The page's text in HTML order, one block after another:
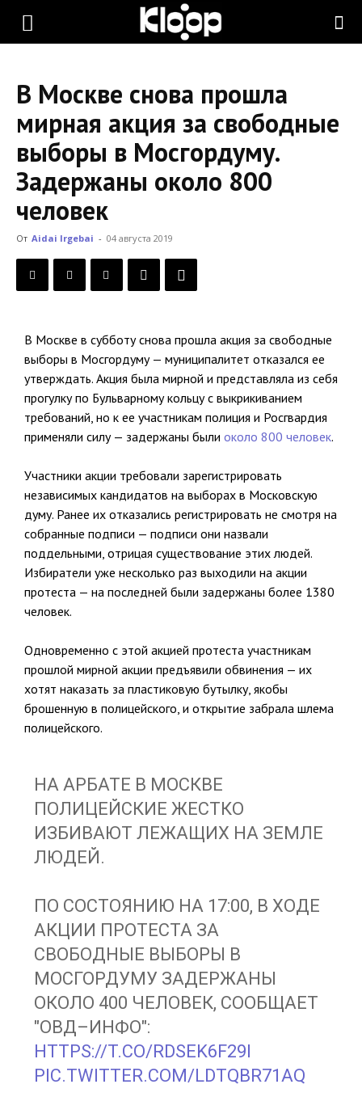
KLOOP.KG
Новости
Кыргызстана
В Москве снова прошла
мирная акция за свободные
выборы в Мосгордуму.
Задержаны около 800
человек
От Aidai Irgebai - 04 августа 2019
В Москве в субботу снова прошла акция за свободные
выборы в Мосгордуму — муниципалитет отказался ее
утверждать. Акция была мирной и представляла из себя
прогулку по Бульварному кольцу с выкрикиванием
требований, но к ее участникам полиция и Росгвардия
применяли силу — задержаны были около 800 человек.
Участники акции требовали зарегистрировать
независимых кандидатов на выборах в Московскую
думу. Ранее их отказались регистрировать не смотря на
собранные подписи — подписи они назвали
поддельными, отрицая существование этих людей.
Избиратели уже несколько раз выходили на акции
протеста — на последней были задержаны более 1380
человек.
Одновременно с этой акцией протеста участникам
прошлой мирной акции предъявили обвинения — их
хотят наказать за пластиковую бутылку, якобы
брошенную в полицейского, и открытие забрала шлема
полицейского.
НА АРБАТЕ В МОСКВЕ
ПОЛИЦЕЙСКИЕ ЖЕСТКО
ИЗБИВАЮТ ЛЕЖАЩИХ НА ЗЕМЛЕ
ЛЮДЕЙ.
ПО СОСТОЯНИЮ НА 17:00, В ХОДЕ
АКЦИИ ПРОТЕСТА ЗА
СВОБОДНЫЕ ВЫБОРЫ В
МОСГОРДУМУ ЗАДЕРЖАНЫ
ОКОЛО 400 ЧЕЛОВЕК, СООБЩАЕТ
"ОВД–ИНФО":
HTTPS://T.CO/RDSEK6F29I
PIC.TWITTER.COM/LDTQBR71AQ